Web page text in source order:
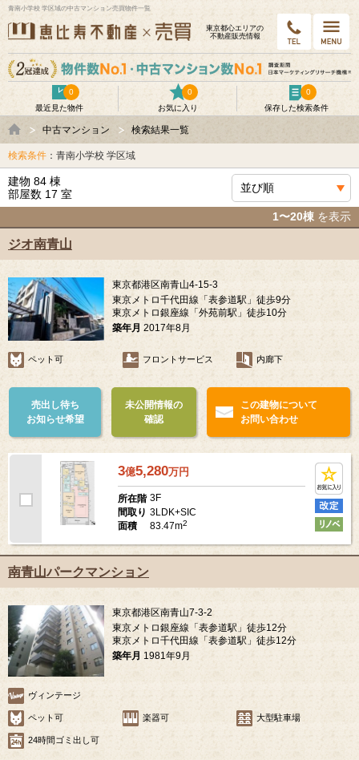
青南小学校 学区域の中古マンション売買物件一覧
東京都⼼エリアの
不動産販売情報
最近見た物件
0
お気に入り
0
保存した検索条件
0
中古マンション 検索結果一覧
検索条件 ：青南小学校 学区域
建物 84 棟
部屋数 17 室
1〜20棟 を表示
ジオ南青山
東京都港区南青山4-15-3
東京メトロ千代田線「表参道駅」徒歩9分
東京メトロ銀座線「外苑前駅」徒歩10分
築年月 2017年8月
ペット可 フロントサービス 内廊下
売出し待ち
お知らせ希望
未公開情報の
確認
この建物について
お問い合わせ
3億5,280万円
所在階 3F
間取り 3LDK+SIC
面積
83.47m2
南青山パークマンション
東京都港区南青山7-3-2
東京メトロ銀座線「表参道駅」徒歩12分
東京メトロ千代田線「表参道駅」徒歩12分
築年月 1981年9月
ヴィンテージ
ペット可 楽器可 大型駐車場
24時間ゴミ出し可